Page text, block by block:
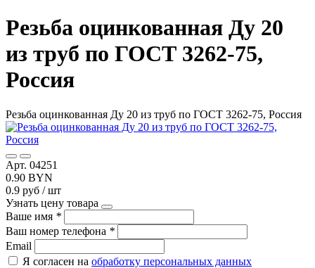
Резьба оцинкованная Ду 20
из труб по ГОСТ 3262-75,
Россия
Резьба оцинкованная Ду 20 из труб по ГОСТ 3262-75, Россия
Арт. 04251
0.90 BYN
0.9 руб / шт
Узнать цену товара
Ваше имя *
Ваш номер телефона *
Email
Я согласен на обработку персональных данных